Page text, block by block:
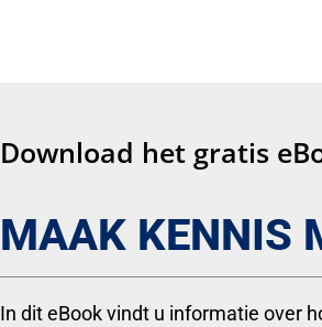
Download het gratis
MAAK KENNIS
In dit eBook vindt u informatie over